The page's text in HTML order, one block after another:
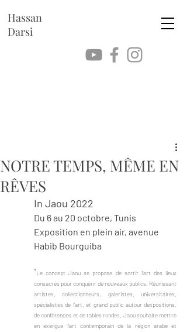
Hassan
Darsi
NOTRE TEMPS, MÊME EN
RÊVES
In Jaou 2022
Du 6 au 20 octobre, Tunis
Exposition en plein air, avenue
Habib Bourguiba
"Le concept Jaou se propose de sortir l’art des lieux
consacrés pour conquérir de nouveaux publics. Réunissant
artistes, collectionneurs, galeristes, universitaires,
spécialistes de l’art, et grand public autour d’expositions,
de conférences et de tables rondes, Jaou souhaite mettre
en exergue l’art contemporain de la région arabe et